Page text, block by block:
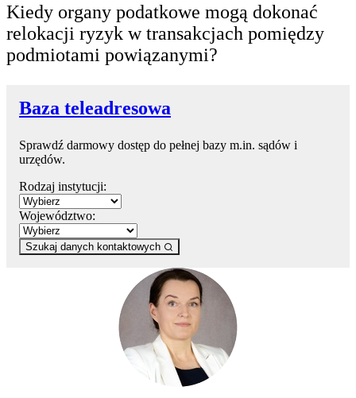
Kiedy organy podatkowe mogą dokonać
relokacji ryzyk w transakcjach pomiędzy
podmiotami powiązanymi?
Baza teleadresowa
Sprawdź darmowy dostęp do pełnej bazy m.in. sądów i
urzędów.
Rodzaj instytucji:
Województwo:
Szukaj danych kontaktowych